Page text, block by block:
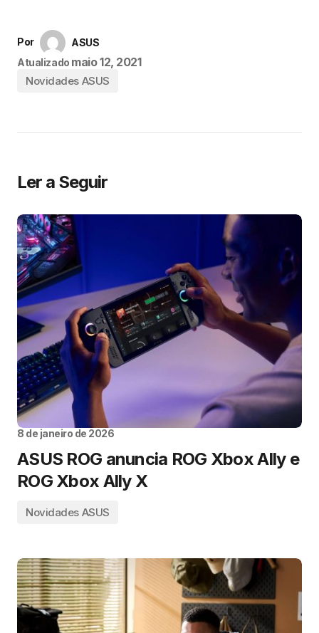
Por
ASUS
Atualizado maio 12, 2021
Novidades ASUS
Ler a Seguir
8 de janeiro de 2026
ASUS ROG anuncia ROG Xbox Ally e
ROG Xbox Ally X
Novidades ASUS